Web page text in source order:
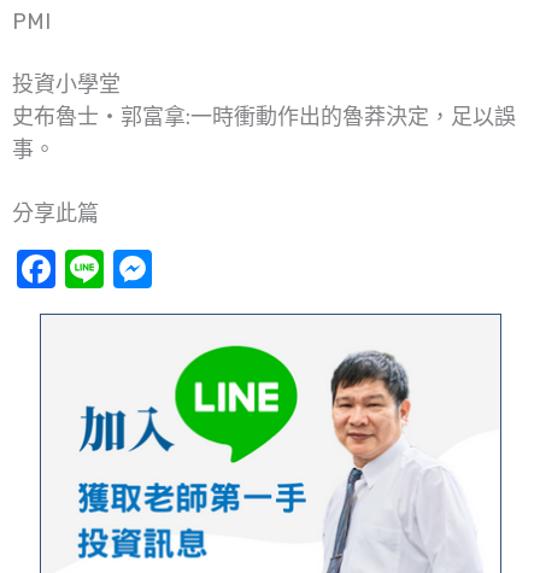
PMI
投資小學堂
史布魯士‧郭富拿:一時衝動作出的魯莽決定，足以誤
事。
分享此篇
Facebook
Line